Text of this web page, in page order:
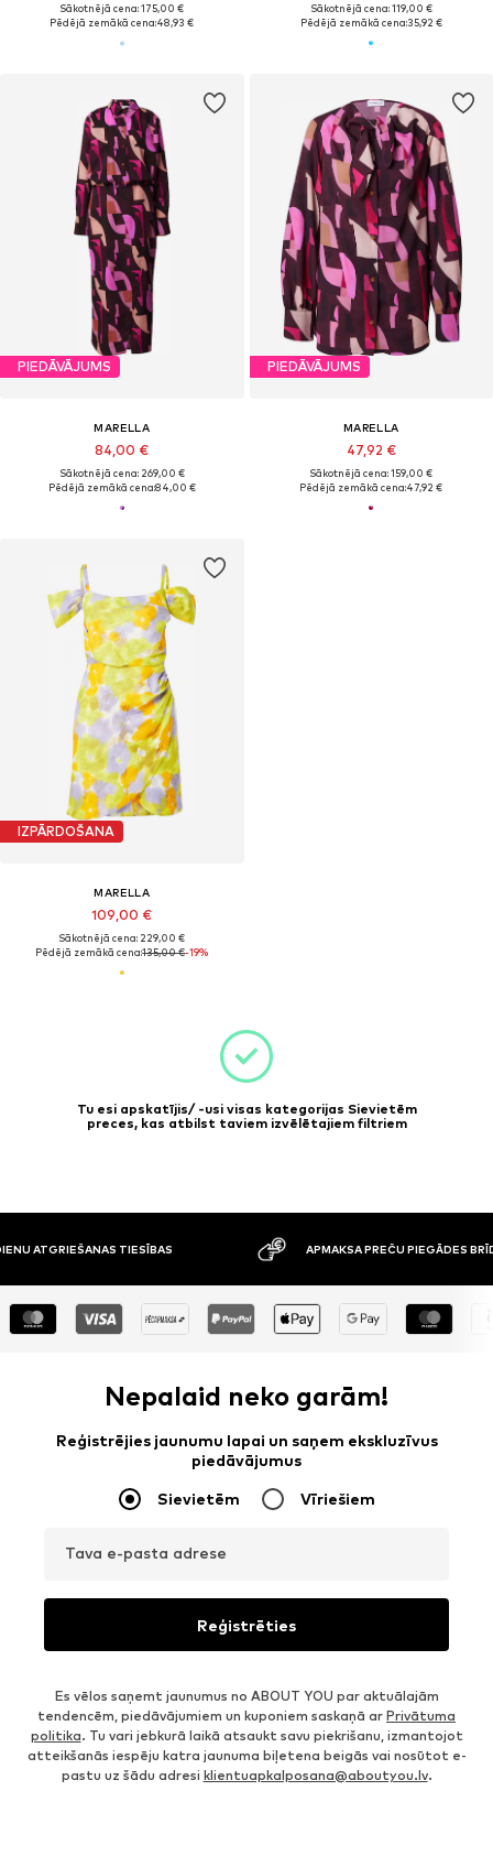
Sākotnējā cena: 175,00 €
Pēdējā zemākā cena:48,93 €
Sākotnējā cena: 119,00 €
Pēdējā zemākā cena:35,92 €
PIEDĀVĀJUMS
MARELLA
84,00 €
Sākotnējā cena: 269,00 €
Pēdējā zemākā cena:84,00 €
PIEDĀVĀJUMS
MARELLA
47,92 €
Sākotnējā cena: 159,00 €
Pēdējā zemākā cena:47,92 €
IZPĀRDOŠANA
MARELLA
109,00 €
Sākotnējā cena: 229,00 €
Pēdējā zemākā cena:135,00 €-19%
Tu esi apskatījis/ -usi visas kategorijas Sievietēm
preces, kas atbilst taviem izvēlētajiem filtriem
TIESĪBAS APMAKSA PREČU PIEGĀDES BRĪDĪ
Nepalaid neko garām!
Reģistrējies jaunumu lapai un saņem ekskluzīvus
piedāvājumus
Sievietēm Vīriešiem
Tava e-pasta adrese
Reģistrēties
Es vēlos saņemt jaunumus no ABOUT YOU par aktuālajām
tendencēm, piedāvājumiem un kuponiem saskaņā ar Privātuma
politika. Tu vari jebkurā laikā atsaukt savu piekrišanu, izmantojot
atteikšanās iespēju katra jaunuma biļetena beigās vai nosūtot e-
pastu uz šādu adresi klientuapkalposana@aboutyou.lv.